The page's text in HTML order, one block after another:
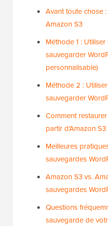
Avant toute chose
Amazon S3
Méthode 1 :
sauvegarder
personnalisable)
Méthode 2 :
sauvegarder
Comment
partir d'Amazon S3
Meilleures
sauvegardes
Amazon S3 vs.
sauvegardes
Questions
sauvegarde de